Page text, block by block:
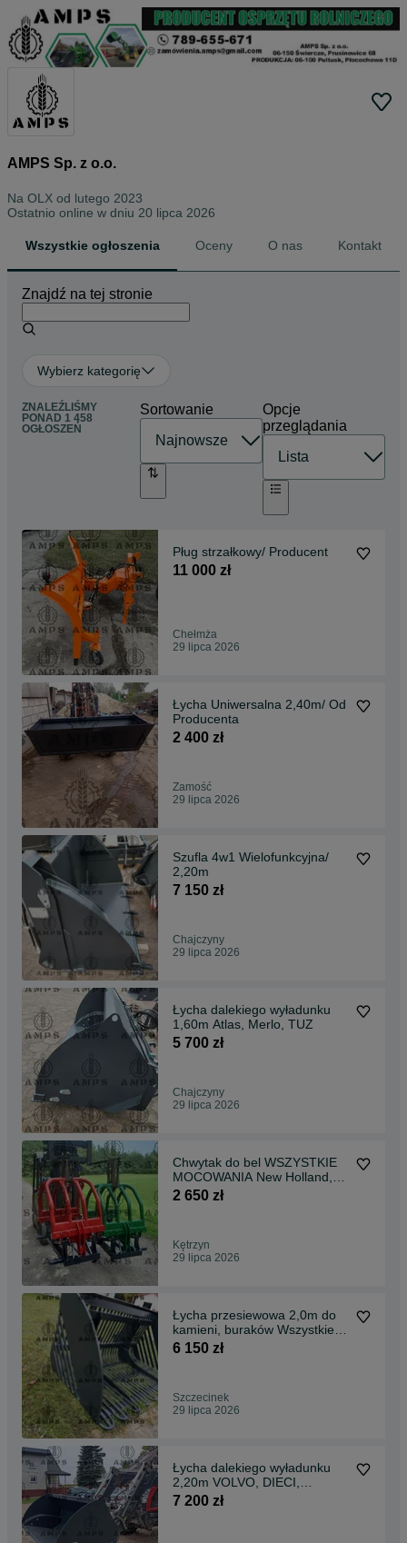
AMPS Sp. z o.o.
Na OLX od lutego 2023
Ostatnio online w dniu 20 lipca 2026
Wszystkie ogłoszenia Oceny O nas Kontakt
Znajdź na tej stronie
Wybierz kategorię
ZNALEŹLIŚMY
PONAD 1 458
OGŁOSZEŃ
Sortowanie
Opcje
przeglądania
Pług strzałkowy/ Producent
11 000 zł
Chełmża
29 lipca 2026
Łycha Uniwersalna 2,40m/ Od
Producenta
2 400 zł
Zamość
29 lipca 2026
Szufla 4w1 Wielofunkcyjna/
2,20m
7 150 zł
Chajczyny
29 lipca 2026
Łycha dalekiego wyładunku
1,60m Atlas, Merlo, TUZ
5 700 zł
Chajczyny
29 lipca 2026
Chwytak do bel WSZYSTKIE
MOCOWANIA New Holland,
Manitou, Merlo
2 650 zł
Kętrzyn
29 lipca 2026
Łycha przesiewowa 2,0m do
kamieni, buraków Wszystkie
mocowania!!
6 150 zł
Szczecinek
29 lipca 2026
Łycha dalekiego wyładunku
2,20m VOLVO, DIECI,
ATLAS!!
7 200 zł